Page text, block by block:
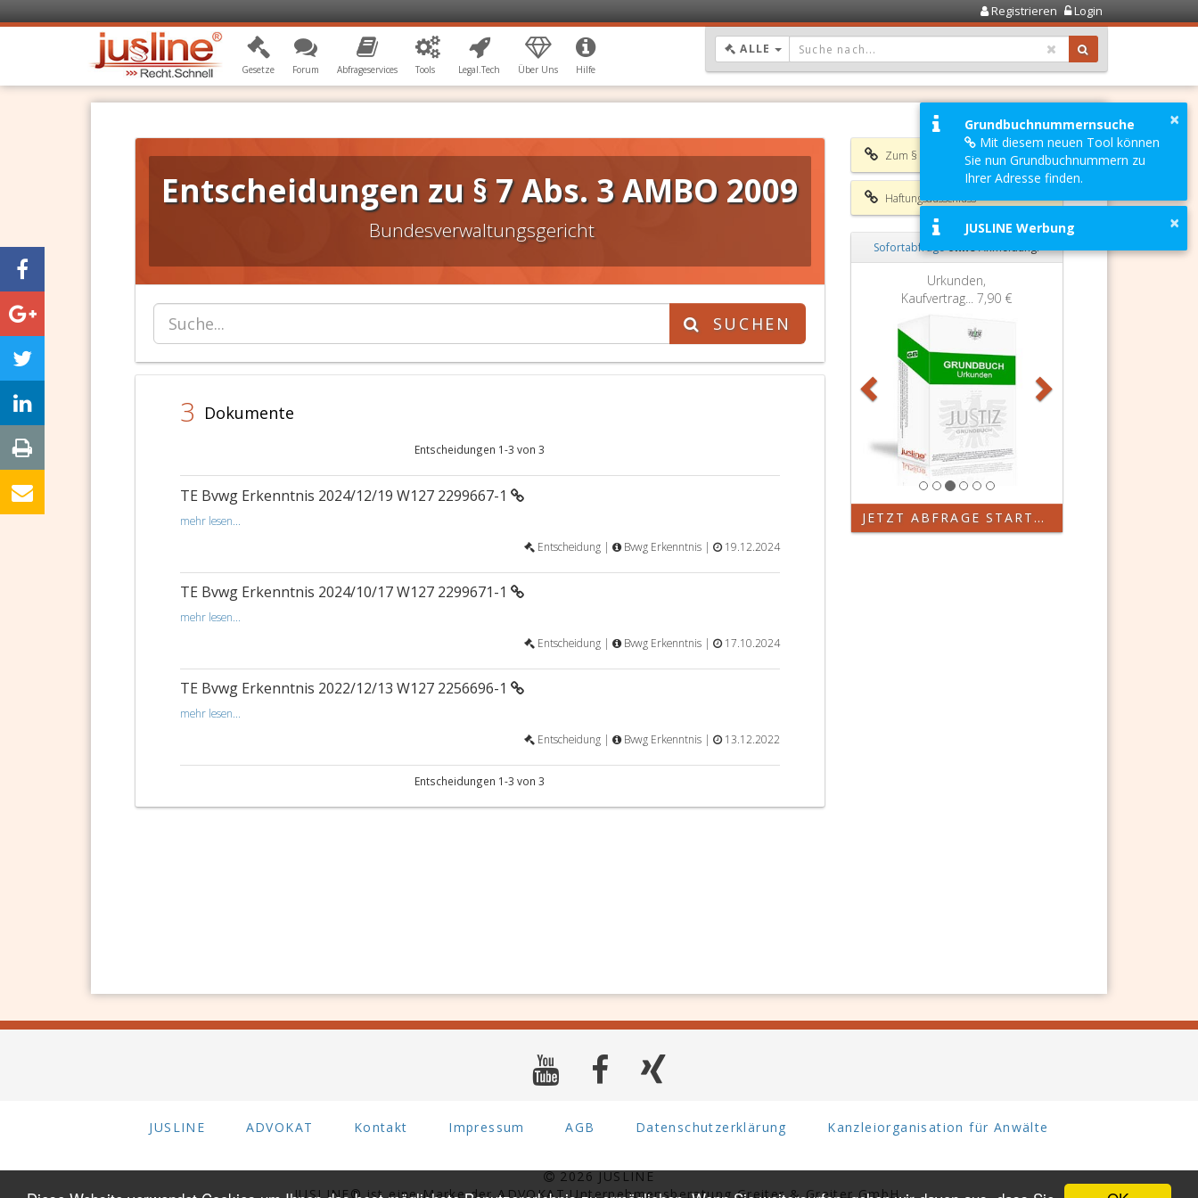
Registrieren Login
Gesetze Forum Abfrageservices Tools Legal.Tech Über Uns Hilfe
ALLE DROPDOWN: GEWÄHLTER WERT IST ALLE
Entscheidungen zu § 7 Abs. 3 AMBO 2009
Bundesverwaltungsgericht
SUCHEN
3 Dokumente
Entscheidungen 1-3 von 3
TE Bvwg Erkenntnis 2024/12/19 W127 2299667-1
mehr lesen...
Entscheidung |
Bvwg Erkenntnis | 19.12.2024
TE Bvwg Erkenntnis 2024/10/17 W127 2299671-1
mehr lesen...
Entscheidung |
Bvwg Erkenntnis | 17.10.2024
TE Bvwg Erkenntnis 2022/12/13 W127 2256696-1
mehr lesen...
Entscheidung |
Bvwg Erkenntnis | 13.12.2022
Entscheidungen 1-3 von 3
Zum § 7 AMBO 2009
Haftungsausschluss
SofortabfrageohneAnmeldung!
Urkunden,
Kaufvertrag...7,90 €
JETZT ABFRAGE STARTEN
JUSLINE ADVOKAT Kontakt Impressum AGB Datenschutzerklärung Kanzleiorganisation für Anwälte
2026 JUSLINE
JUSLINE® ist eine Marke der ADVOKAT Unternehmensberatung Greiter & Greiter GmbH.
×
Grundbuchnummernsuche
Mit diesem neuen Tool können
Sie nun Grundbuchnummern zu
Ihrer Adresse finden.
×
JUSLINE Werbung